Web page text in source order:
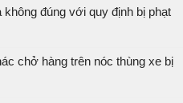
không đúng với quy định bị phạt
chở hàng trên nóc thùng xe bị